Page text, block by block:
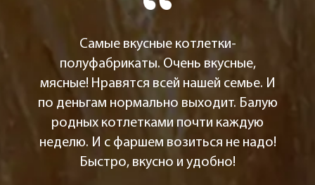
Самые вкусные котлетки-
полуфабрикаты. Очень вкусные,
мясные! Нравятся всей нашей семье. И
по деньгам нормально выходит. Балую
родных котлетками почти каждую
неделю. И с фаршем возиться не надо!
Быстро, вкусно и удобно!